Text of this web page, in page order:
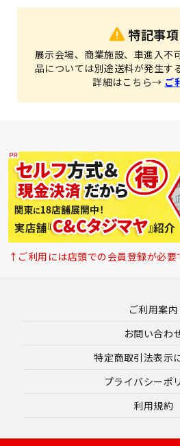
特記事項
展示会場、商業施設、車進入不
品については別途送料が発生す
詳細はこちら→ ご
↑ご利用には店頭での会員登録が必要
ご利用案内
お問い合わ
特定商取引法表示
プライバシーポ
利用規約